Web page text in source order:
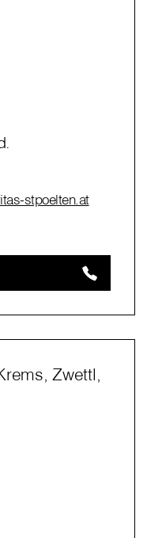
stpoelten.at
Zwettl,